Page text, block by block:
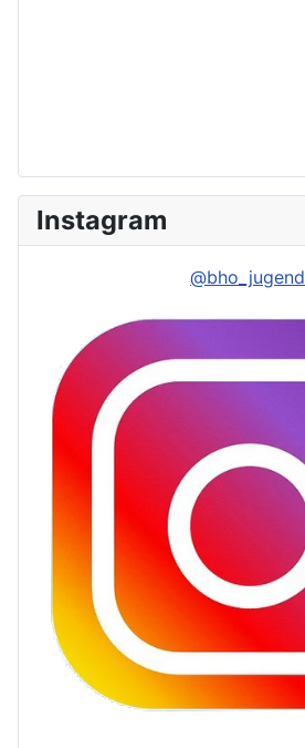
Instagram
@bho_jugend